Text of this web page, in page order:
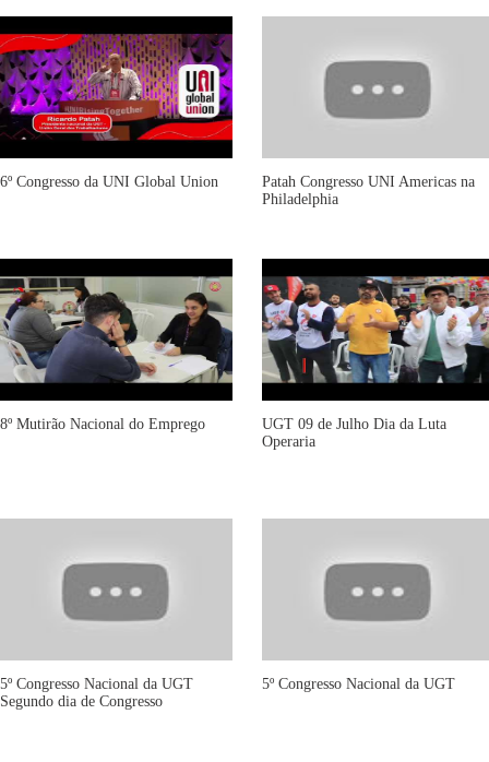
6º Congresso da UNI Global Union
Patah Congresso UNI Americas na
Philadelphia
8º Mutirão Nacional do Emprego
UGT 09 de Julho Dia da Luta
Operaria
5º Congresso Nacional da UGT
Segundo dia de Congresso
5º Congresso Nacional da UGT